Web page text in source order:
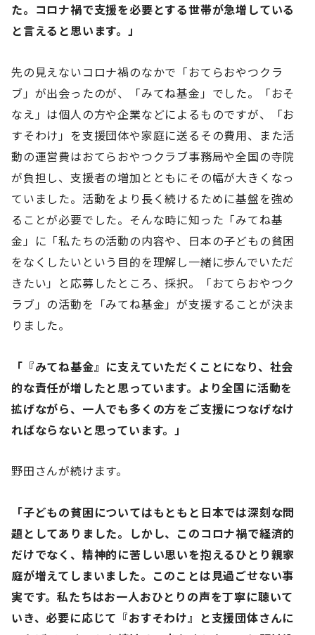
た。コロナ禍で支援を必要とする世帯が急増している
と言えると思います。」
先の見えないコロナ禍のなかで「おてらおやつクラ
ブ」が出会ったのが、「みてね基金」でした。「おそ
なえ」は個人の方や企業などによるものですが、「お
すそわけ」を支援団体や家庭に送るその費用、また活
動の運営費はおてらおやつクラブ事務局や全国の寺院
が負担し、支援者の増加とともにその幅が大きくなっ
ていました。活動をより長く続けるために基盤を強め
ることが必要でした。そんな時に知った「みてね基
金」に「私たちの活動の内容や、日本の子どもの貧困
をなくしたいという目的を理解し一緒に歩んでいただ
きたい」と応募したところ、採択。「おてらおやつク
ラブ」の活動を「みてね基金」が支援することが決ま
りました。
「『みてね基金』に支えていただくことになり、社会
的な責任が増したと思っています。より全国に活動を
拡げながら、一人でも多くの方をご支援につなげなけ
ればならないと思っています。」
野田さんが続けます。
「子どもの貧困についてはもともと日本では深刻な問
題としてありました。しかし、このコロナ禍で経済的
だけでなく、精神的に苦しい思いを抱えるひとり親家
庭が増えてしまいました。このことは見過ごせない事
実です。私たちはお一人おひとりの声を丁寧に聴いて
いき、必要に応じて『おすそわけ』と支援団体さんに